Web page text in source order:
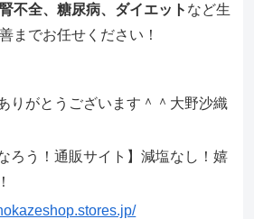
不全、糖尿病、ダイエット など生
までお任せください！
りがとうございます＾＾大野沙織
ろう！通販サイト】減塩なし！嬉